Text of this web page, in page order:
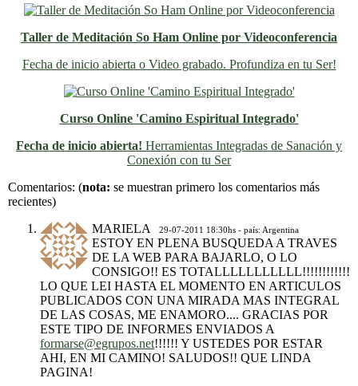
Taller de Meditación So Ham Online por Videoconferencia
Fecha de inicio abierta o Video grabado. Profundiza en tu Ser!
Curso Online 'Camino Espiritual Integrado'
Fecha de inicio abierta! Herramientas Integradas de Sanación y
Conexión con tu Ser
Previo
Siguiente
Comentarios: (nota: se muestran primero los comentarios más
recientes)
MARIELA
29-07-2011 18:30hs - país: Argentina
ESTOY EN PLENA BUSQUEDA A TRAVES
DE LA WEB PARA BAJARLO, O LO
CONSIGO!! ES TOTALLLLLLLLLLL!!!!!!!!!!!!
LO QUE LEI HASTA EL MOMENTO EN ARTICULOS
PUBLICADOS CON UNA MIRADA MAS INTEGRAL
DE LAS COSAS, ME ENAMORO.... GRACIAS POR
ESTE TIPO DE INFORMES ENVIADOS A
formarse@egrupos.net!!!!!! Y USTEDES POR ESTAR
AHI, EN MI CAMINO! SALUDOS!! QUE LINDA
PAGINA!